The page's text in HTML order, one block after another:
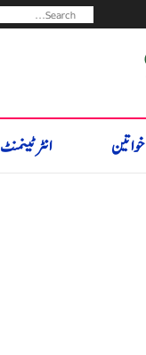
خواتین انٹرٹینمنٹ